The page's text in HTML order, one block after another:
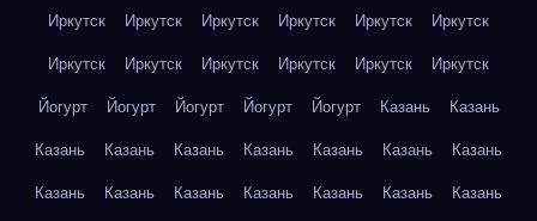
Иркутск
Иркутск Иркутск Иркутск Иркутск
Иркутск
Иркутск
Иркутск Иркутск Иркутск Иркутск
Иркутск
Йогурт
Йогурт Йогурт Йогурт Йогурт Казань
Казань
Казань
Казань Казань Казань Казань Казань
Казань
Казань
Казань Казань Казань Казань Казань
Казань